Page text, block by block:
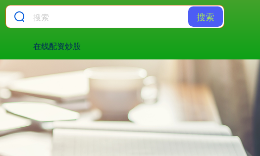
搜索
在线配资炒股